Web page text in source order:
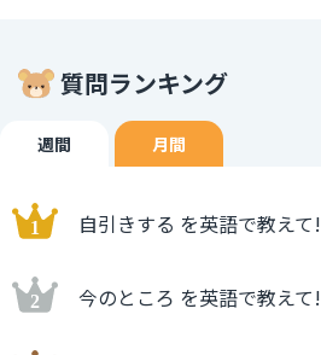
質問ランキング
週間 月間
自引きする を英語で教えて!
今のところ を英語で教えて!